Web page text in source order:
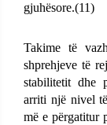
gjuhësore.(11)
Takime të
shprehjeve të
stabilitetit dhe
arriti një nivel
më e përgatitur